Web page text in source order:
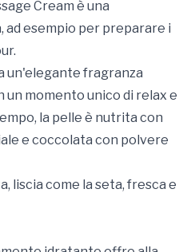
Cream è una
esempio per preparare i
un'elegante fragranza
un momento unico di relax e
la pelle è nutrita con
e coccolata con polvere
liscia come la seta, fresca e